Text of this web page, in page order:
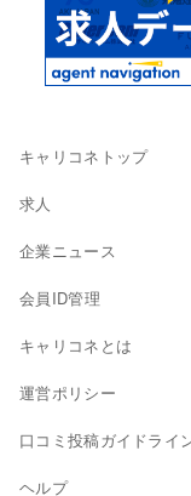
キャリコネトップ
求人
企業ニュース
会員ID管理
キャリコネとは
運営ポリシー
口コミ投稿ガイドライ
ヘルプ